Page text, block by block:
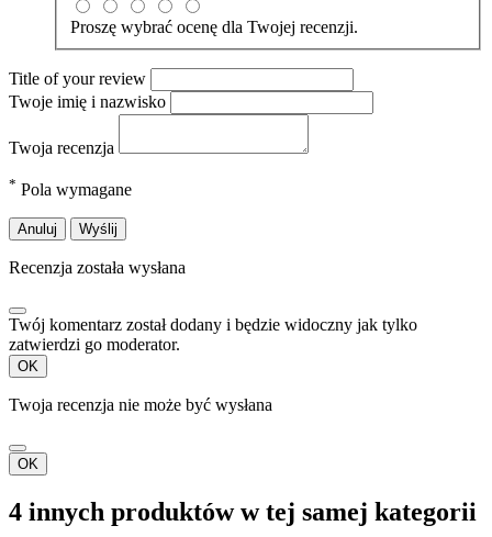
Proszę wybrać ocenę dla Twojej recenzji.
Title of your review
Twoje imię i nazwisko
Twoja recenzja
* Pola wymagane
Anuluj Wyślij
Recenzja została wysłana
Twój komentarz został dodany i będzie widoczny jak tylko
zatwierdzi go moderator.
OK
Twoja recenzja nie może być wysłana
OK
4 innych produktów w tej samej kategorii